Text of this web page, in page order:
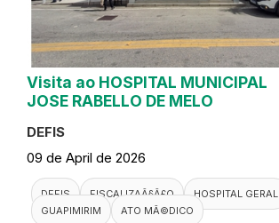
Visita ao HOSPITAL MUNICIPAL
JOSE RABELLO DE MELO
DEFIS
09 de April de 2026
DEFIS FISCALIZAÃ§Ã£O
HOSPITAL GERAL
GUAPIMIRIM
ATO MÃ©DICO